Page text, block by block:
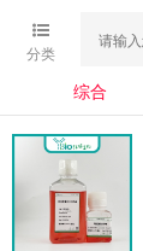
分类
综合